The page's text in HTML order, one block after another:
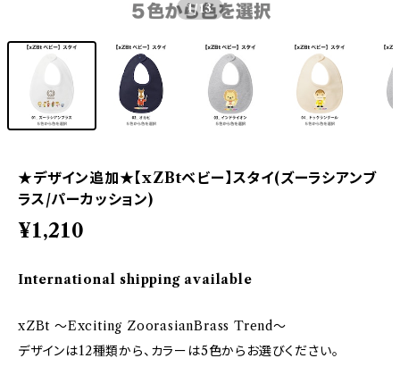
1/13
★デザイン追加★【xZBtベビー】スタイ(ズーラシアンブ
ラス/パーカッション)
¥1,210
International shipping available
xZBt ～Exciting ZoorasianBrass Trend～
デザインは12種類から、カラーは5色からお選びください。